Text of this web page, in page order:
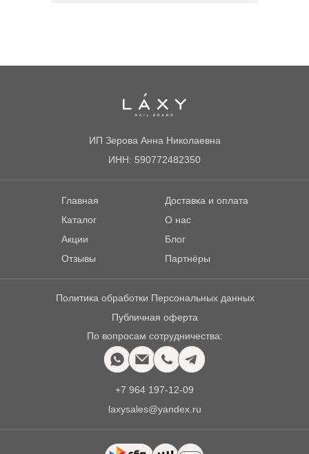
ИП Зерова Анна Николаевна
ИНН: 590772482350
Главная
Каталог
Акции
Отзывы
Доставка и оплата
О нас
Блог
Партнёры
Политика обработки Персональных данных
Публичная оферта
По вопросам сотрудничества:
+7 964 197-12-09
laxysales@yandex.ru